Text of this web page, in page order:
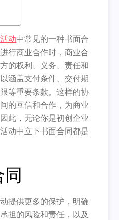
动中常见的一种书面合
行商业合作时，商业合
的权利、义务、责任和
涵盖支付条件、交付期
等重要条款。这样的协
的互信和合作，为商业
此，无论你是初创企业
动中立下书面合同都是
提供更多的保护，明确
担的风险和责任，以及